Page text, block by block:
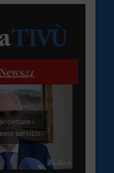
24
i
servizio